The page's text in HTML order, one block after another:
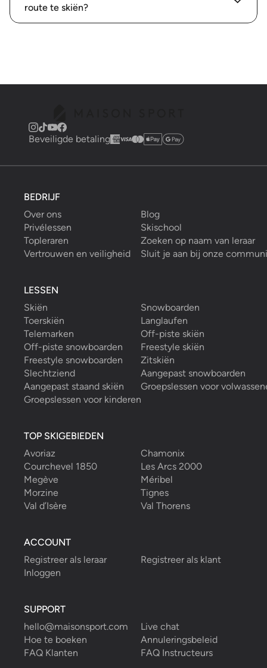
route te skiën?
Beveiligde betaling
BEDRIJF
Over ons
Blog
Privélessen
Skischool
Topleraren
Zoeken op naam van leraar
Vertrouwen en veiligheid
Sluit je aan bij onze
LESSEN
Skiën
Snowboarden
Toerskiën
Langlaufen
Telemarken
Off-piste skiën
Off-piste snowboarden
Freestyle skiën
Freestyle snowboarden
Zitskiën
Slechtziend
Aangepast snowboarden
Aangepast staand skiën
Groepslessen voor
Groepslessen voor kinderen
TOP SKIGEBIEDEN
Avoriaz
Chamonix
Courchevel 1850
Les Arcs 2000
Megève
Méribel
Morzine
Tignes
Val d’Isère
Val Thorens
ACCOUNT
Registreer als leraar
Registreer als klant
Inloggen
SUPPORT
hello@maisonsport.com
Live chat
Hoe te boeken
Annuleringsbeleid
FAQ Klanten
FAQ Instructeurs